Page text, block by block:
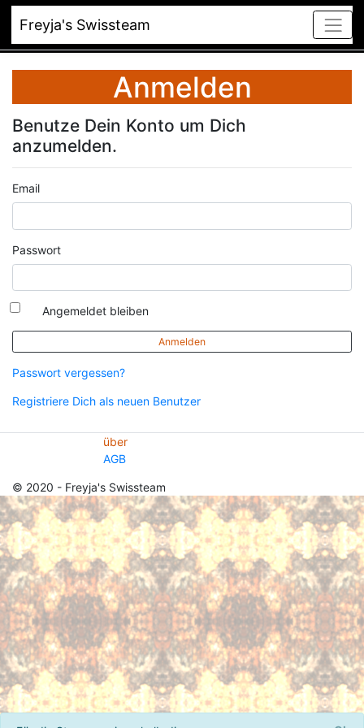
Freyja's Swissteam
Anmelden
Benutze Dein Konto um Dich
anzumelden.
Email
Passwort
Angemeldet bleiben
Anmelden
Passwort vergessen?
Registriere Dich als neuen Benutzer
über
AGB
© 2020 - Freyja's Swissteam